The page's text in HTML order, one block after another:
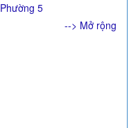
Phường 5
--> Mở rộng